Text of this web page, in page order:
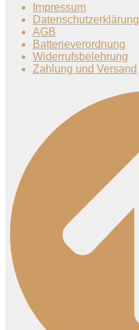
Impressum
Datenschutzerklärung
AGB
Batterieverordnung
Widerrufsbelehrung
Zahlung und Versand